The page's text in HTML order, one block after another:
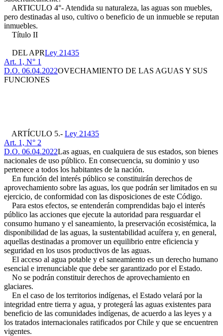
ARTICULO 4°- Atendida su naturaleza, las aguas son muebles,
pero destinadas al uso, cultivo o beneficio de un inmueble se reputan
inmuebles.
Título II
DEL APRLey 21435
Art. 1, N° 1
D.O. 06.04.2022OVECHAMIENTO DE LAS AGUAS Y SUS
FUNCIONES
ARTÍCULO 5.- Ley 21435
Art. 1, N° 2
D.O. 06.04.2022Las aguas, en cualquiera de sus estados, son bienes
nacionales de uso público. En consecuencia, su dominio y uso
pertenece a todos los habitantes de la nación.
En función del interés público se constituirán derechos de
aprovechamiento sobre las aguas, los que podrán ser limitados en su
ejercicio, de conformidad con las disposiciones de este Código.
Para estos efectos, se entenderán comprendidas bajo el interés
público las acciones que ejecute la autoridad para resguardar el
consumo humano y el saneamiento, la preservación ecosistémica, la
disponibilidad de las aguas, la sustentabilidad acuífera y, en general,
aquellas destinadas a promover un equilibrio entre eficiencia y
seguridad en los usos productivos de las aguas.
El acceso al agua potable y el saneamiento es un derecho humano
esencial e irrenunciable que debe ser garantizado por el Estado.
No se podrán constituir derechos de aprovechamiento en
glaciares.
En el caso de los territorios indígenas, el Estado velará por la
integridad entre tierra y agua, y protegerá las aguas existentes para
beneficio de las comunidades indígenas, de acuerdo a las leyes y a
los tratados internacionales ratificados por Chile y que se encuentren
vigentes.